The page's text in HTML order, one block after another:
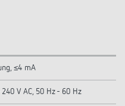
≤4 mA
240 V AC, 50 Hz - 60 Hz